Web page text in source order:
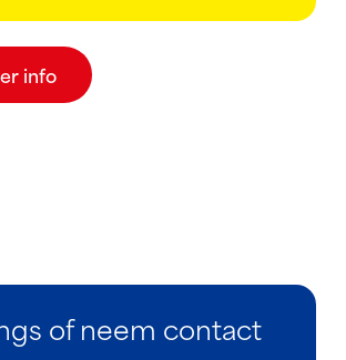
info
of neem contact